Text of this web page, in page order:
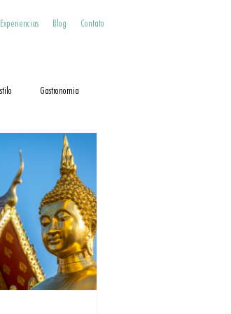
Experiencias Blog Contato
Gastronomia